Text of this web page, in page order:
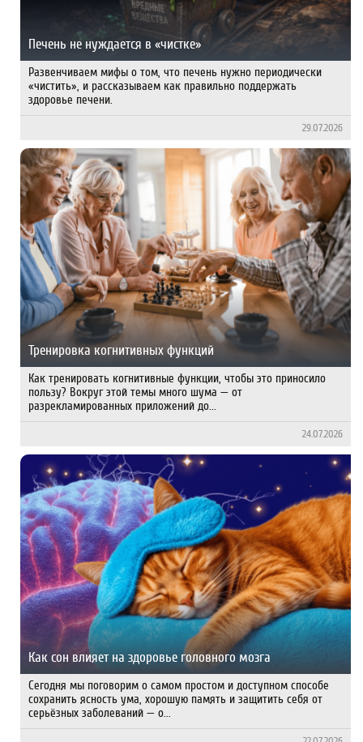
Печень не нуждается в «чистке»
Развенчиваем мифы о том, что печень нужно периодически
«чистить», и рассказываем как правильно поддержать
здоровье печени.
29.07.2026
Тренировка когнитивных функций
Как тренировать когнитивные функции, что­бы это приносило
пользу? Вокруг этой темы много шума — от
разрекламированных при­ложений до...
24.07.2026
Как сон влияет на здоровье головного мозга
Сегодня мы поговорим о самом простом и доступном способе
сохранить ясность ума, хорошую память и защитить себя от
серьёзных заболеваний — о...